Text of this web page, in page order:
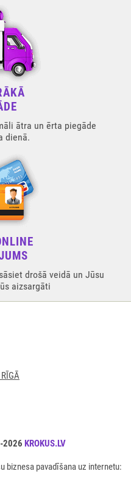
ātra un ērta piegāde
dienā.
drošā veidā un Jūsu
aizsargāti
2026 KROKUS.LV
biznesa pavadīšana uz internetu: